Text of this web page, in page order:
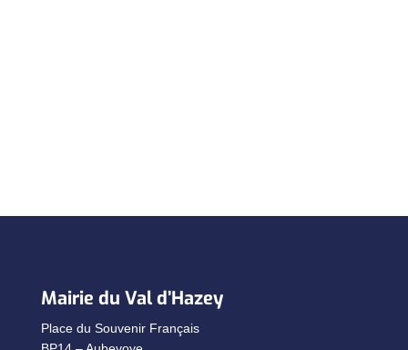
Mairie du Val d’Hazey
Place du Souvenir Français